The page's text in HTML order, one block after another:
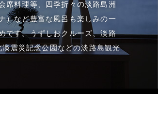
席料理等、四季折々の淡路島洲
）など豊富な風呂も楽しみの一
です。うずしおクルーズ、淡路
震災記念公園などの淡路島観光